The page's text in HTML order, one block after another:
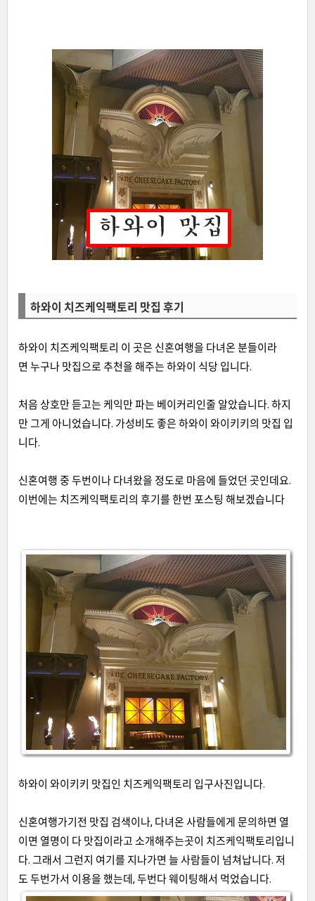
하와이 치즈케익팩토리 맛집 후기
하와이 치즈케익팩토리 이 곳은 신혼여행을 다녀온 분들이라
면 누구나 맛집으로 추천을 해주는 하와이 식당 입니다.
처음 상호만 듣고는 케익만 파는 베이커리인줄 알았습니다. 하지
만 그게 아니었습니다. 가성비도 좋은 하와이 와이키키의 맛집 입
니다.
신혼여행 중 두번이나 다녀왔을 정도로 마음에 들었던 곳인데요.
이번에는 치즈케익팩토리의 후기를 한번 포스팅 해보겠습니다
하와이 와이키키 맛집인 치즈케익팩토리 입구사진입니다.
신혼여행가기전 맛집 검색이나, 다녀온 사람들에게 문의하면 열
이면 열명이 다 맛집이라고 소개해주는곳이 치즈케익팩토리입니
다. 그래서 그런지 여기를 지나가면 늘 사람들이 넘쳐납니다. 저
도 두번가서 이용을 했는데, 두번다 웨이팅해서 먹었습니다.